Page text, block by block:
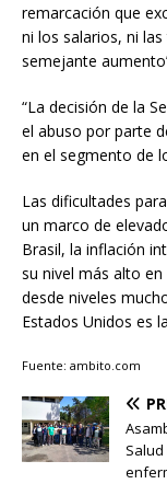
remarcación que
ni los salarios, ni
semejante
“La decisión de la
el abuso por parte
en el segmento de
Las dificultades
un marco de
Brasil, la inflación
su nivel más alto
desde niveles
Estados Unidos es
Fuente: ambito.com